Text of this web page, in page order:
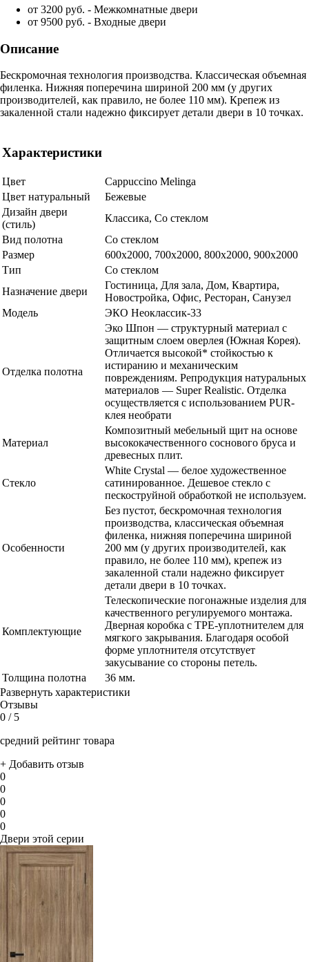
от 3200 руб. - Межкомнатные двери
от 9500 руб. - Входные двери
Описание
Бескромочная технология производства. Классическая объемная
филенка. Нижняя поперечина шириной 200 мм (у других
производителей, как правило, не более 110 мм). Крепеж из
закаленной стали надежно фиксирует детали двери в 10 точках.
Характеристики
Цвет
Cappuccino Melinga
Цвет натуральный
Бежевые
Дизайн двери
(стиль)
Классика, Со стеклом
Вид полотна
Со стеклом
Размер
600x2000, 700x2000, 800x2000, 900x2000
Тип
Со стеклом
Назначение двери
Гостиница, Для зала, Дом, Квартира,
Новостройка, Офис, Ресторан, Санузел
Модель
ЭКО Неоклассик-33
Отделка полотна
Эко Шпон — структурный материал с
защитным слоем оверлея (Южная Корея).
Отличается высокой* стойкостью к
истиранию и механическим
повреждениям. Репродукция натуральных
материалов — Super Realistic. Отделка
осуществляется с использованием PUR-
клея необрати
Материал
Композитный мебельный щит на основе
высококачественного соснового бруса и
древесных плит.
Стекло
White Сrystal — белое художественное
сатинированное. Дешевое стекло с
пескоструйной обработкой не используем.
Особенности
Без пустот, бескромочная технология
производства, классическая объемная
филенка, нижняя поперечина шириной
200 мм (у других производителей, как
правило, не более 110 мм), крепеж из
закаленной стали надежно фиксирует
детали двери в 10 точках.
Комплектующие
Телескопические погонажные изделия для
качественного регулируемого монтажа.
Дверная коробка с TPE-уплотнителем для
мягкого закрывания. Благодаря особой
форме уплотнителя отсутствует
закусывание со стороны петель.
Толщина полотна
36 мм.
Развернуть характеристики
Отзывы
0 / 5
средний рейтинг товара
+ Добавить отзыв
0
0
0
0
0
Двери этой серии